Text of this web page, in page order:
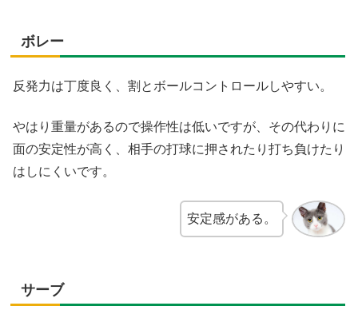
ボレー
反発力は丁度良く、割とボールコントロールしやすい。
やはり重量があるので操作性は低いですが、その代わりに
面の安定性が高く、相手の打球に押されたり打ち負けたり
はしにくいです。
安定感がある。
サーブ